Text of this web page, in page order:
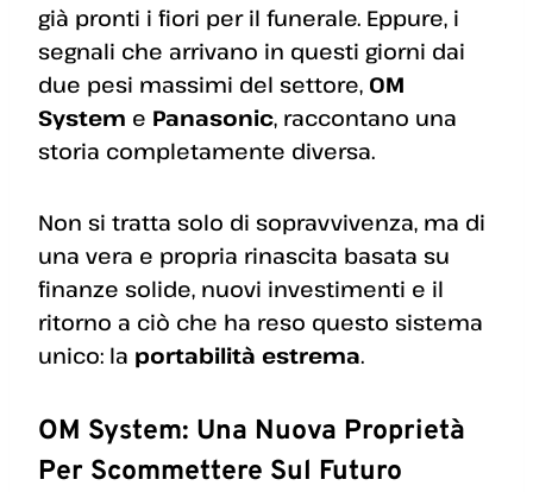
già pronti i fiori per il funerale. Eppure, i
segnali che arrivano in questi giorni dai
due pesi massimi del settore, OM
System e Panasonic, raccontano una
storia completamente diversa.
Non si tratta solo di sopravvivenza, ma di
una vera e propria rinascita basata su
finanze solide, nuovi investimenti e il
ritorno a ciò che ha reso questo sistema
unico: la portabilità estrema.
OM System: Una Nuova Proprietà
Per Scommettere Sul Futuro